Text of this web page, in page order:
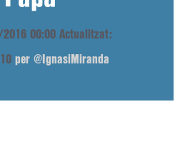
00:00 Actualitzat:
per @IgnasiMiranda